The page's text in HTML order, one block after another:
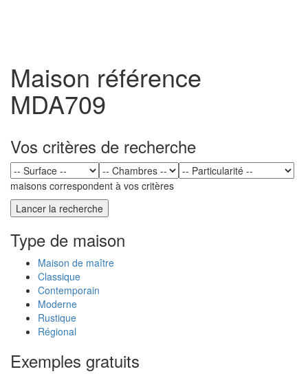
Maison référence
MDA709
Vos critères de recherche
maisons correspondent à vos critères
Type de maison
Maison de maître
Classique
Contemporain
Moderne
Rustique
Régional
Exemples gratuits